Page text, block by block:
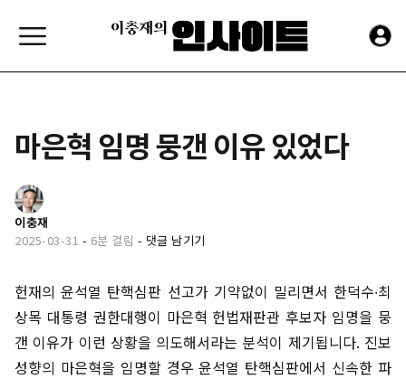
마은혁 임명 뭉갠 이유 있었다
이충재
2025-03-31 - 6분 걸림 - 댓글 남기기
헌재의 윤석열 탄핵심판 선고가 기약없이 밀리면서 한덕수∙최
상목 대통령 권한대행이 마은혁 헌법재판관 후보자 임명을 뭉
갠 이유가 이런 상황을 의도해서라는 분석이 제기됩니다. 진보
성향의 마은혁을 임명할 경우 윤석열 탄핵심판에서 신속한 파